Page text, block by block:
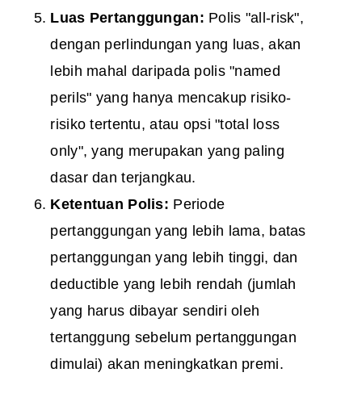
Luas Pertanggungan: Polis "all-risk",
dengan perlindungan yang luas, akan
lebih mahal daripada polis "named
perils" yang hanya mencakup risiko-
risiko tertentu, atau opsi "total loss
only", yang merupakan yang paling
dasar dan terjangkau.
Ketentuan Polis: Periode
pertanggungan yang lebih lama, batas
pertanggungan yang lebih tinggi, dan
deductible yang lebih rendah (jumlah
yang harus dibayar sendiri oleh
tertanggung sebelum pertanggungan
dimulai) akan meningkatkan premi.